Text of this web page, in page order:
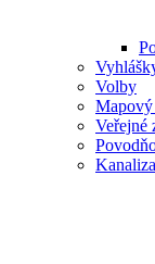
Volby
Veřejné